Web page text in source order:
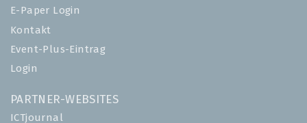
E-Paper Login
Kontakt
Event-Plus-Eintrag
Login
PARTNER-WEBSITES
ICTjournal